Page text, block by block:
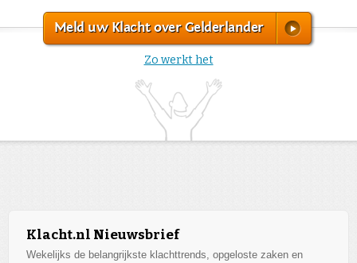
Meld uw Klacht over Gelderlander
Zo werkt het
Klacht.nl Nieuwsbrief
Wekelijks de belangrijkste klachttrends, opgeloste zaken en